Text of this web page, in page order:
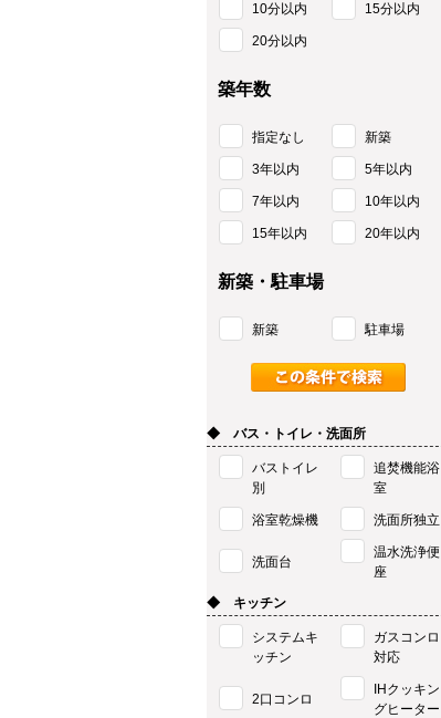
10分以内 15分以内
20分以内
築年数
指定なし 新築
3年以内 5年以内
7年以内 10年以内
15年以内 20年以内
新築・駐車場
新築 駐車場
◆ バス・トイレ・洗面所
バストイレ
別
追焚機能浴
室
浴室乾燥機 洗面所独立
洗面台
温水洗浄便
座
◆ キッチン
システムキ
ッチン
ガスコンロ
対応
2口コンロ
IHクッキン
グヒーター